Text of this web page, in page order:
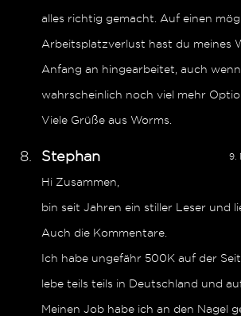
alles richtig gemacht. Auf einen
Arbeitsplatzverlust hast du meines
Anfang an hingearbeitet, auch
wahrscheinlich noch viel mehr
Viele Grüße aus Worms.
9.
Stephan
Hi Zusammen,
bin seit Jahren ein stiller Leser und
Auch die Kommentare.
Ich habe ungefähr 500K auf der
lebe teils teils in Deutschland und
Meinen Job habe ich an den Nagel